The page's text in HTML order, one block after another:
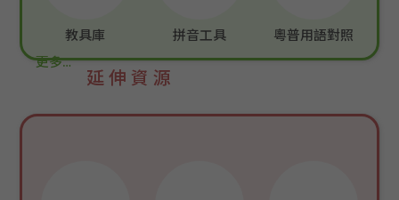
教具庫 拼音工具
粵普用語對照
更多…
延伸資源